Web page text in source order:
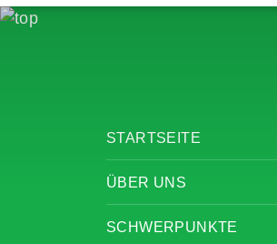
STARTSEITE
ÜBER UNS
SCHWERPUNKTE